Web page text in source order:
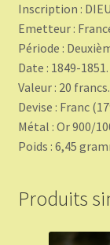
Inscription :
Emetteur :
Période :
Date : 1849-1851.
Valeur : 20 francs.
Devise : Franc
Métal : Or 900/
Poids : 6,45
Produits